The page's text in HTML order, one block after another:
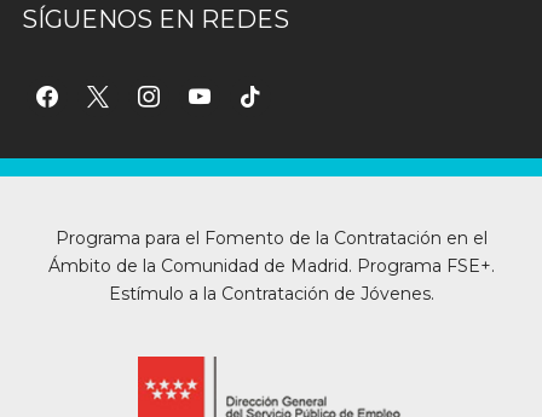
SÍGUENOS EN REDES
facebook
x instagramyoutubetiktok
Programa para el Fomento de la Contratación en el
Ámbito de la Comunidad de Madrid. Programa FSE+.
Estímulo a la Contratación de Jóvenes.